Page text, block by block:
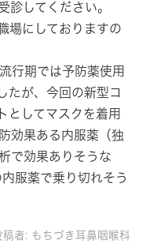
診してください。
場にしておりますの
行期では予防薬使用
たが、今回の新型コ
としてマスクを着用
効果ある内服薬（独
で効果ありそうな
服薬で乗り切れそう
稿者: もちづき耳鼻咽喉科